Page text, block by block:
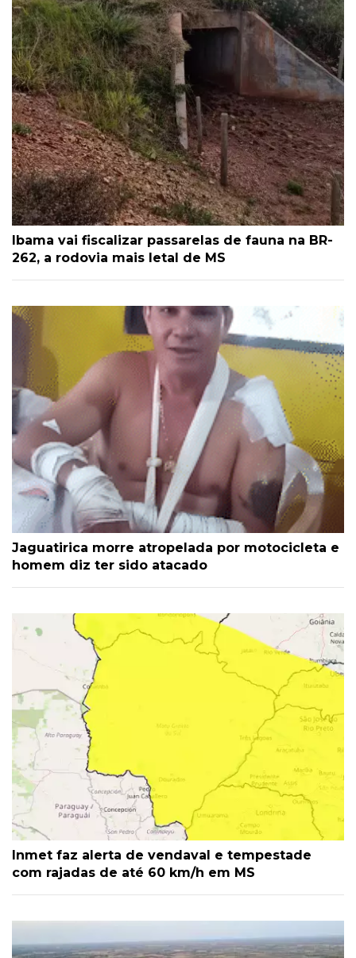
Ibama vai fiscalizar passarelas de fauna na BR-
262, a rodovia mais letal de MS
Jaguatirica morre atropelada por motocicleta e
homem diz ter sido atacado
Inmet faz alerta de vendaval e tempestade
com rajadas de até 60 km/h em MS